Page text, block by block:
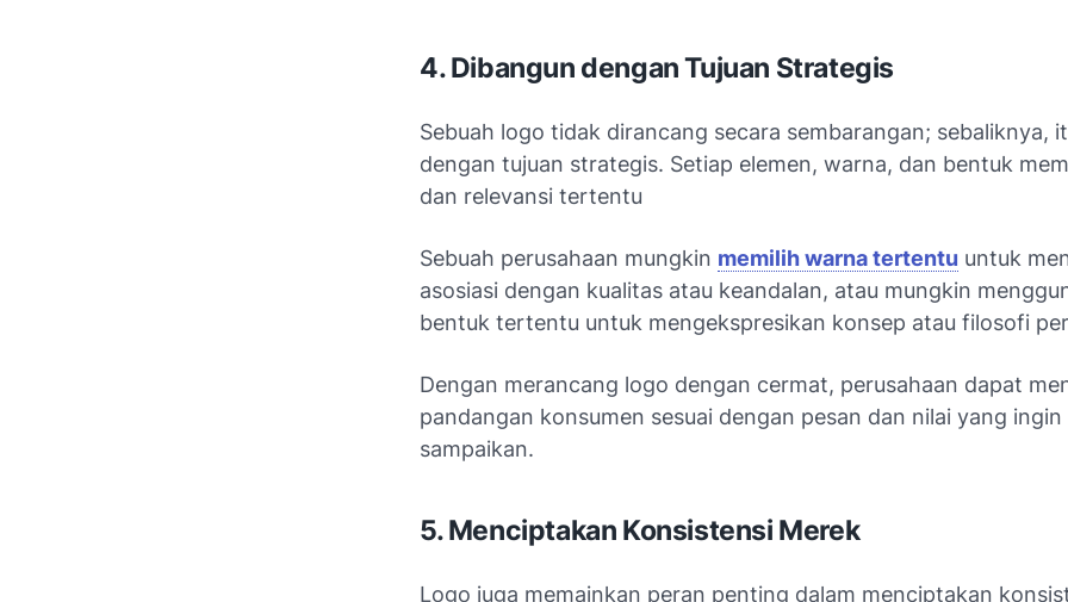
4. Dibangun dengan Tujuan Strategis
Sebuah logo tidak dirancang secara sembarangan; sebaliknya,
dengan tujuan strategis. Setiap elemen, warna, dan bentuk
dan relevansi tertentu
Sebuah perusahaan mungkin memilih warna tertentu untuk
asosiasi dengan kualitas atau keandalan, atau mungkin
bentuk tertentu untuk mengekspresikan konsep atau filosofi
Dengan merancang logo dengan cermat, perusahaan dapat
pandangan konsumen sesuai dengan pesan dan nilai yang ingin
sampaikan.
5. Menciptakan Konsistensi Merek
Logo juga memainkan peran penting dalam menciptakan